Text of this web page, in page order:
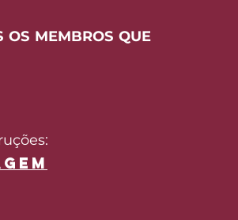
OS MEMBROS QUE